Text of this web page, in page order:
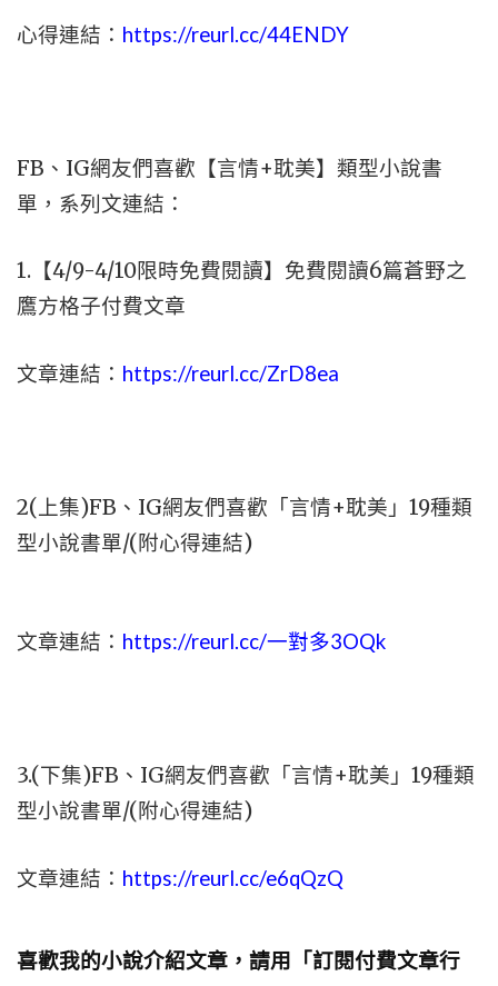
心得連結： https://reurl.cc/44ENDY
FB、IG網友們喜歡【言情+耽美】類型小說書
單，系列文連結：
1.【4/9-4/10限時免費閱讀】免費閱讀6篇蒼野之
鷹方格子付費文章
文章連結： https://reurl.cc/ZrD8ea
2(上集)FB、IG網友們喜歡「言情+耽美」19種類
型小說書單/(附心得連結)
文章連結： https://reurl.cc/一對多3OQk
3.(下集)FB、IG網友們喜歡「言情+耽美」19種類
型小說書單/(附心得連結)
文章連結： https://reurl.cc/e6qQzQ
喜歡我的小說介紹文章，請用「訂閱付費文章行